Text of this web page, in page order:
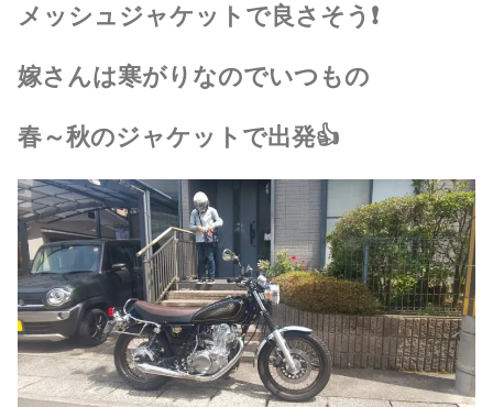
メッシュジャケットで良さそう❗️
嫁さんは寒がりなのでいつもの
春～秋のジャケットで出発👍️